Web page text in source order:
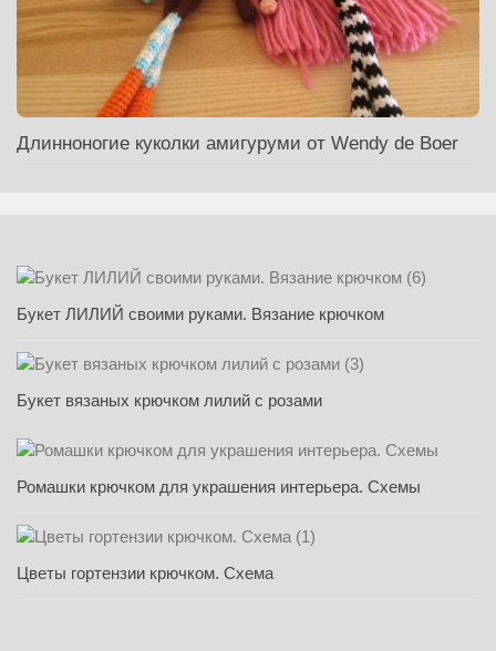
Длинноногие куколки амигуруми от Wendy de Boer
Букет ЛИЛИЙ своими руками. Вязание крючком
Букет вязаных крючком лилий с розами
Ромашки крючком для украшения интерьера. Схемы
Цветы гортензии крючком. Схема